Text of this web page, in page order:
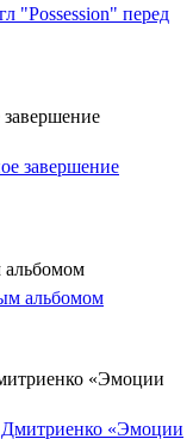
альбомом
«Эмоции